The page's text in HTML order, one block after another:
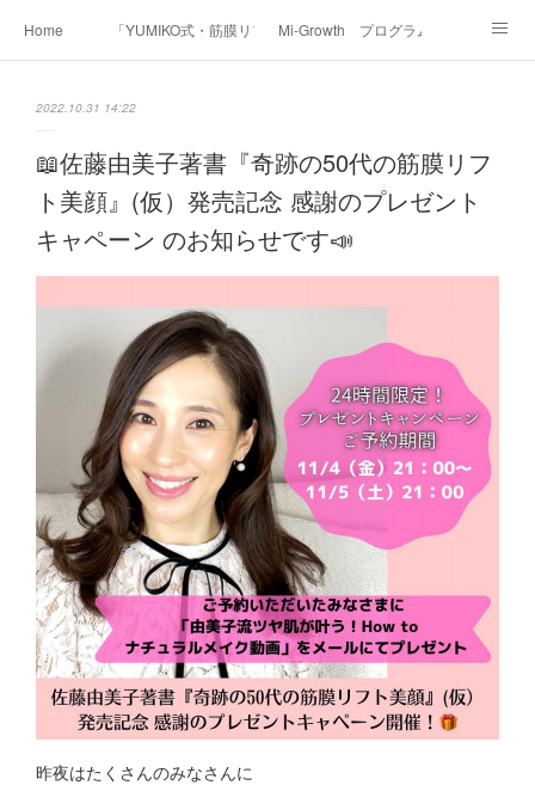
Home 「YUMIKO式・筋膜リフト美顔」Mi-Growth プログラム
2022.10.31 14:22
📖佐藤由美子著書『奇跡の50代の筋膜リフ
ト美顔』(仮）発売記念 感謝のプレゼント
キャペーン のお知らせです📣 ⁡
昨夜はたくさんのみなさんに